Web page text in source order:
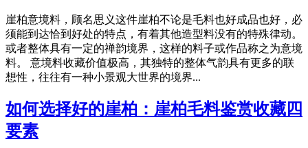
崖柏意境料，顾名思义这件崖柏不论是毛料也好成品也好，必
须能到达恰到好处的特点，有着其他造型料没有的特殊律动。
或者整体具有一定的禅韵境界，这样的料子或作品称之为意境
料。 意境料收藏价值极高，其独特的整体气韵具有更多的联
想性，往往有一种小景观大世界的境界...
如何选择好的崖柏：崖柏毛料鉴赏收藏四
要素